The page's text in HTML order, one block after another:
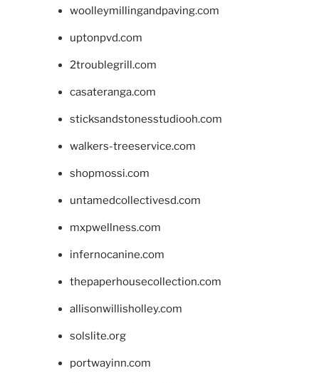
woolleymillingandpaving.com
uptonpvd.com
2troublegrill.com
casateranga.com
sticksandstonesstudiooh.com
walkers-treeservice.com
shopmossi.com
untamedcollectivesd.com
mxpwellness.com
infernocanine.com
thepaperhousecollection.com
allisonwillisholley.com
solslite.org
portwayinn.com